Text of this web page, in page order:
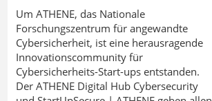
Um ATHENE, das Nationale
Forschungszentrum für angewandte
Cybersicherheit, ist eine herausragende
Innovationscommunity für
Cybersicherheits-Start-ups entstanden.
Der ATHENE Digital Hub Cybersecurity